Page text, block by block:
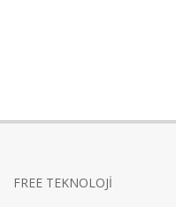
FREE TEKNOLOJİ